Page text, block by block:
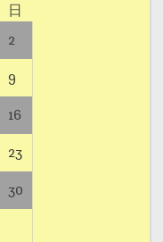
日
2
9
16
23
30